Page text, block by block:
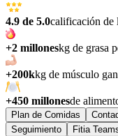
4.9 de 5.0calificación de
+2 milloneskg de grasa
+200kkg de músculo
+450 millonesde
Plan de Comidas
Seguimiento
Fitia